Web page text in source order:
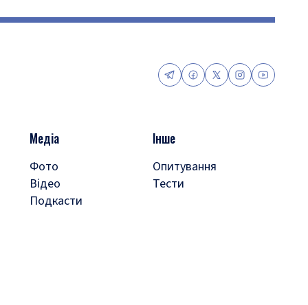
Медіа
Фото
Відео
Подкасти
Інше
Опитування
Тести